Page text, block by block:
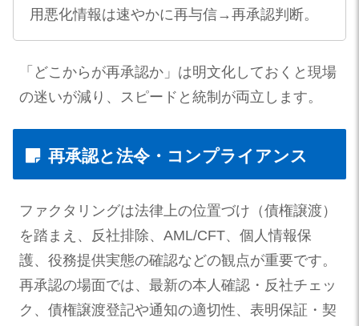
用悪化情報は速やかに再与信→再承認判断。
「どこからが再承認か」は明文化しておくと現場
の迷いが減り、スピードと統制が両立します。
再承認と法令・コンプライアンス
ファクタリングは法律上の位置づけ（債権譲渡）
を踏まえ、反社排除、AML/CFT、個人情報保
護、役務提供実態の確認などの観点が重要です。
再承認の場面では、最新の本人確認・反社チェッ
ク、債権譲渡登記や通知の適切性、表明保証・契